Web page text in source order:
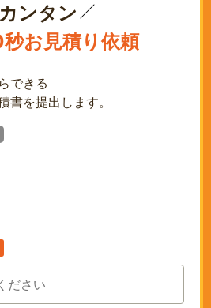
カンタン
お見積り依頼
できる
書を提出します。